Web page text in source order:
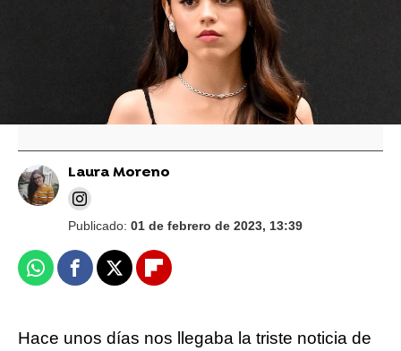
¿Aparecerá Lady Gaga en la temporada 2 de
'Miércoles'? Jenna Ortega habla alto y claro
Laura Moreno
Publicado: 01 de febrero de 2023, 13:39
WhatsappFacebook
X Flipboard
Hace unos días nos llegaba la triste noticia de